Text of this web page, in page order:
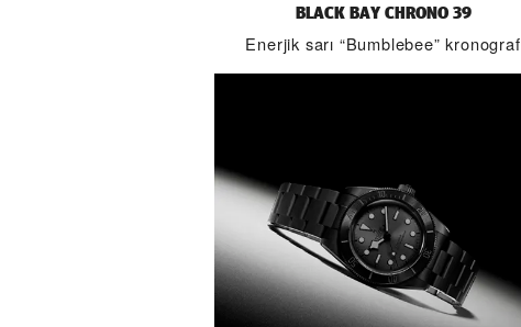
BLACK BAY CHRONO 39
Enerjik sarı “Bumblebee” kronograf